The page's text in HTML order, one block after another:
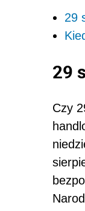
29
29
Czy